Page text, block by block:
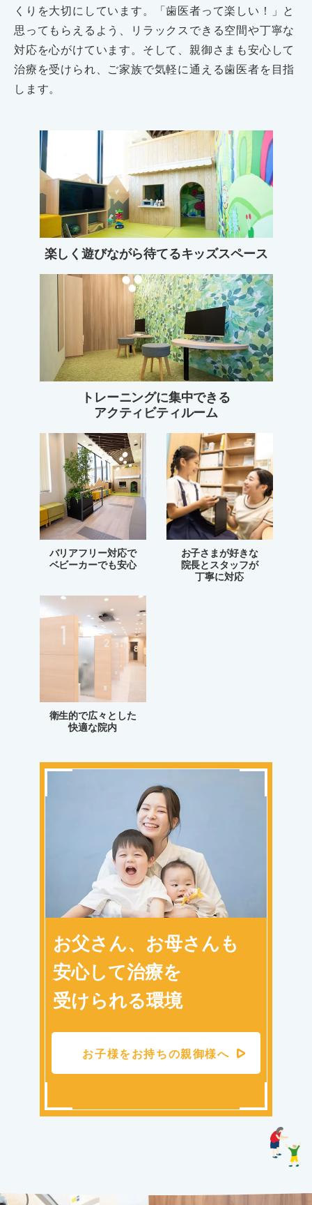
くりを大切にしています。「歯医者って楽しい！」と
思ってもらえるよう、リラックスできる空間や丁寧な
対応を心がけています。そして、親御さまも安心して
治療を受けられ、ご家族で気軽に通える歯医者を目指
します。
楽しく遊びながら待てるキッズスペース
トレーニングに集中できる
アクティビティルーム
バリアフリー対応で
ベビーカーでも安心
お子さまが好きな
院長とスタッフが
丁寧に対応
衛生的で広々とした
快適な院内
お父さん、お母さんも
安心して治療を
受けられる環境
お子様をお持ちの親御様へ